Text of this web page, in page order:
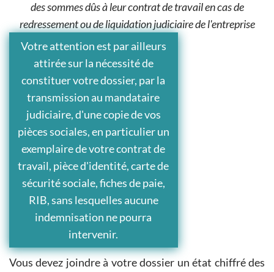
des sommes dûs à leur contrat de travail en cas de
redressement ou de liquidation judiciaire de l'entreprise
Votre attention est par ailleurs
attirée sur la nécessité de
constituer votre dossier, par la
transmission au mandataire
judiciaire, d'une copie de vos
pièces sociales, en particulier un
exemplaire de votre contrat de
travail, pièce d'identité, carte de
sécurité sociale, fiches de paie,
RIB, sans lesquelles aucune
indemnisation ne pourra
intervenir.
Vous devez joindre à votre dossier un état chiffré des